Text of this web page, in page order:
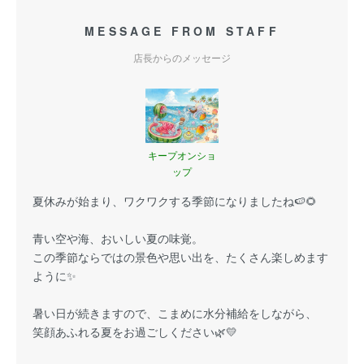
MESSAGE FROM STAFF
店長からのメッセージ
キープオンショ
ップ
夏休みが始まり、ワクワクする季節になりましたね🍉🌻
青い空や海、おいしい夏の味覚。
この季節ならではの景色や思い出を、たくさん楽しめます
ように✨
暑い日が続きますので、こまめに水分補給をしながら、
笑顔あふれる夏をお過ごしください🌿💛